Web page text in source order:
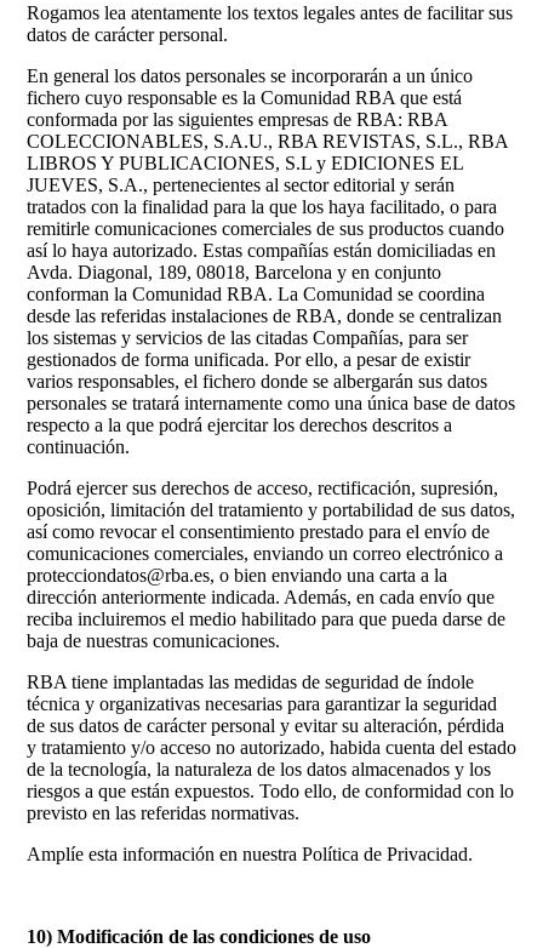
Rogamos lea atentamente los textos legales antes de facilitar sus
datos de carácter personal.
En general los datos personales se incorporarán a un único
fichero cuyo responsable es la Comunidad RBA que está
conformada por las siguientes empresas de RBA: RBA
COLECCIONABLES, S.A.U., RBA REVISTAS, S.L., RBA
LIBROS Y PUBLICACIONES, S.L y EDICIONES EL
JUEVES, S.A., pertenecientes al sector editorial y serán
tratados con la finalidad para la que los haya facilitado, o para
remitirle comunicaciones comerciales de sus productos cuando
así lo haya autorizado. Estas compañías están domiciliadas en
Avda. Diagonal, 189, 08018, Barcelona y en conjunto
conforman la Comunidad RBA. La Comunidad se coordina
desde las referidas instalaciones de RBA, donde se centralizan
los sistemas y servicios de las citadas Compañías, para ser
gestionados de forma unificada. Por ello, a pesar de existir
varios responsables, el fichero donde se albergarán sus datos
personales se tratará internamente como una única base de datos
respecto a la que podrá ejercitar los derechos descritos a
continuación.
Podrá ejercer sus derechos de acceso, rectificación, supresión,
oposición, limitación del tratamiento y portabilidad de sus datos,
así como revocar el consentimiento prestado para el envío de
comunicaciones comerciales, enviando un correo electrónico a
protecciondatos@rba.es, o bien enviando una carta a la
dirección anteriormente indicada. Además, en cada envío que
reciba incluiremos el medio habilitado para que pueda darse de
baja de nuestras comunicaciones.
RBA tiene implantadas las medidas de seguridad de índole
técnica y organizativas necesarias para garantizar la seguridad
de sus datos de carácter personal y evitar su alteración, pérdida
y tratamiento y/o acceso no autorizado, habida cuenta del estado
de la tecnología, la naturaleza de los datos almacenados y los
riesgos a que están expuestos. Todo ello, de conformidad con lo
previsto en las referidas normativas.
Amplíe esta información en nuestra Política de Privacidad.
10) Modificación de las condiciones de uso